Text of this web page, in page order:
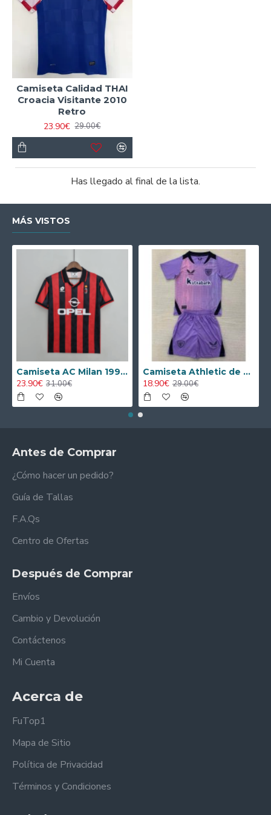
perfecta para lucir en cada partido a un precio que no
podrás rechazar.
Camiseta Calidad THAI
Croacia Visitante 2010
Retro
23.90€ 29.00€
Has llegado al final de la lista.
MÁS VISTOS
Camiseta AC Milan 1995/1996 Local Retro
23.90€ 31.00€
Camiseta Athletic de Bilbao 2024/2025 Alternativo Niño Kit
18.90€ 29.00€
Antes de Comprar
¿Cómo hacer un pedido?
Guía de Tallas
F.A.Qs
Centro de Ofertas
Después de Comprar
Envíos
Cambio y Devolución
Contáctenos
Mi Cuenta
Acerca de
FuTop1
Mapa de Sitio
Política de Privacidad
Términos y Condiciones